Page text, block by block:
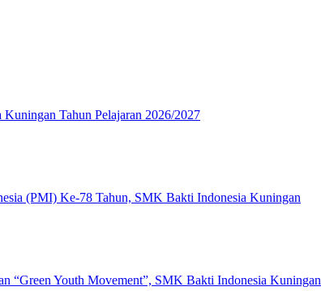
Tahun Pelajaran 2026/2027
(PMI) Ke-78 Tahun, SMK Bakti Indonesia Kuningan
“Green Youth Movement”, SMK Bakti Indonesia Kuningan